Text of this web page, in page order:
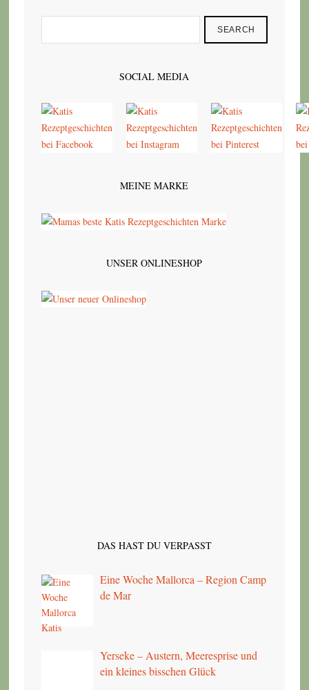
SEARCH
SOCIAL MEDIA
MEINE MARKE
UNSER ONLINESHOP
DAS HAST DU VERPASST
Eine Woche Mallorca – Region Camp
de Mar
Yerseke – Austern, Meeresprise und
ein kleines bisschen Glück